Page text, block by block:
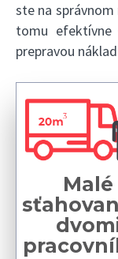
ste na
tomu efektívne
prepravou
Malé